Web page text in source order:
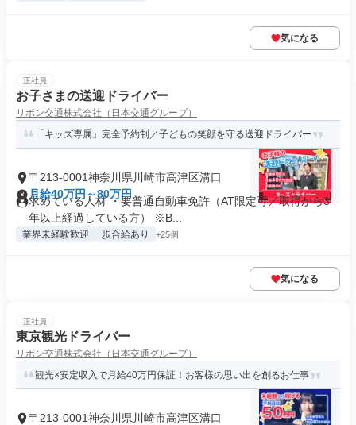
気になる
正社員
お子さまの送迎ドライバー
リボン交通株式会社（日本交通グループ）
「キッズ専属」完全予約制／子どもの笑顔を守る送迎ドライバー
〒213-0001神奈川県川崎市高津区溝口
月給40万円～80万円
求めている人材 ・要普通自動車免許（AT限定可／取得から3
年以上経過している方） ※B...
業界未経験歓迎 歩合給あり +25個
気になる
正社員
東京観光ドライバー
リボン交通株式会社（日本交通グループ）
観光×安定収入で月給40万円保証！お客様の思い出を創るお仕事
〒213-0001神奈川県川崎市高津区溝口